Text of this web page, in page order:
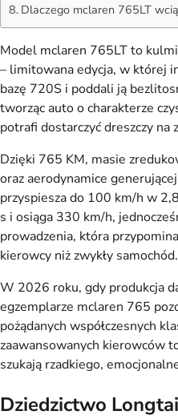
Dlaczego mclaren 765LT
Model mclaren 765LT to
– limitowana edycja, w której
bazę 720S i poddali ją
tworząc auto o charakterze
potrafi dostarczyć dreszczy na
Dzięki 765 KM, masie
oraz aerodynamice
przyspiesza do 100 km/h w
s i osiąga 330 km/h,
prowadzenia, która
kierowcy niż zwykły samochód.
W 2026 roku, gdy produkcja
egzemplarze mclaren 765
pożądanych współczesnych
zaawansowanych kierowców
szukają rzadkiego,
Dziedzictwo